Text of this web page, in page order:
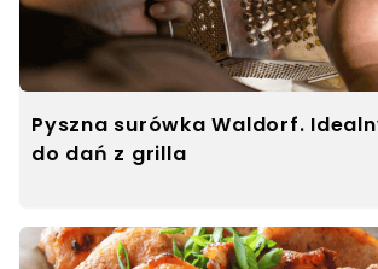
Pyszna surówka Waldorf.
do dań z grilla